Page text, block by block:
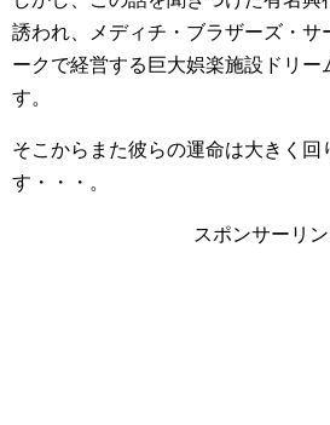
誘われ、メディチ・ブラザーズ・サ
ークで経営する巨大娯楽施設ドリー
す。
そこからまた彼らの運命は大きく回
す・・・。
スポンサーリ